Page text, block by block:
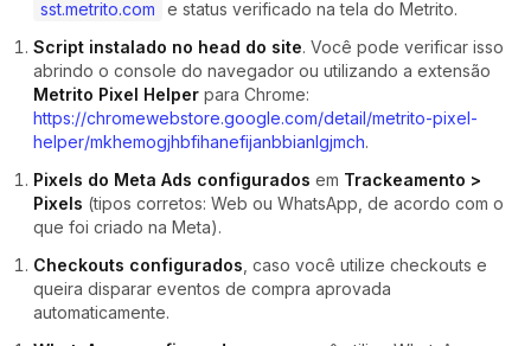
sst.metrito.com
e status verificado na tela do Metrito.
Script instalado no head do site. Você pode verificar isso
abrindo o console do navegador ou utilizando a extensão
Metrito Pixel Helper para Chrome:
https://chromewebstore.google.com/detail/metrito-pixel-
helper/mkhemogjhbfihanefijanbbianlgjmch.
Pixels do Meta Ads configurados em Trackeamento >
Pixels (tipos corretos: Web ou WhatsApp, de acordo com o
que foi criado na Meta).
Checkouts configurados , caso você utilize checkouts e
queira disparar eventos de compra aprovada
automaticamente.